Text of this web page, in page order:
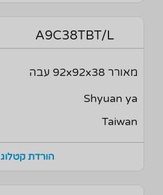
A9C38TBT/L
מאורר 92x92x38 עבה
Shyuan ya
Taiwan
הורדת קטלוג